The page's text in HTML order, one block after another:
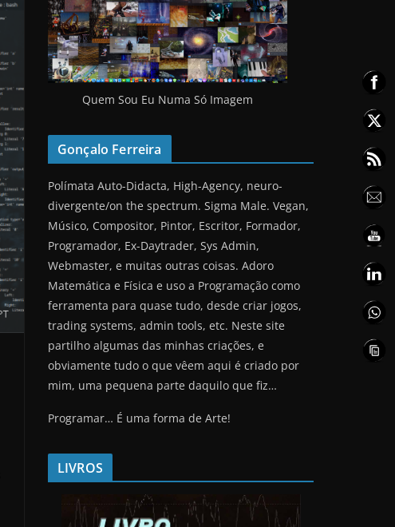
Quem Sou Eu Numa Só Imagem
Gonçalo Ferreira
Polímata Auto-Didacta, High-Agency, neuro-
divergente/on the spectrum. Sigma Male. Vegan,
Músico, Compositor, Pintor, Escritor, Formador,
Programador, Ex-Daytrader, Sys Admin,
Webmaster, e muitas outras coisas. Adoro
Matemática e Física e uso a Programação como
ferramenta para quase tudo, desde criar jogos,
trading systems, admin tools, etc. Neste site
partilho algumas das minhas criações, e
obviamente tudo o que vêem aqui é criado por
mim, uma pequena parte daquilo que fiz…
Programar… É uma forma de Arte!
LIVROS